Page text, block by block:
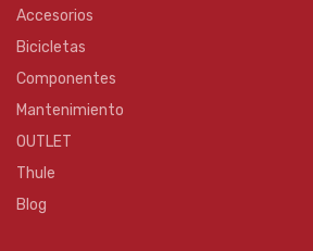
Accesorios
Bicicletas
Componentes
Mantenimiento
OUTLET
Thule
Blog